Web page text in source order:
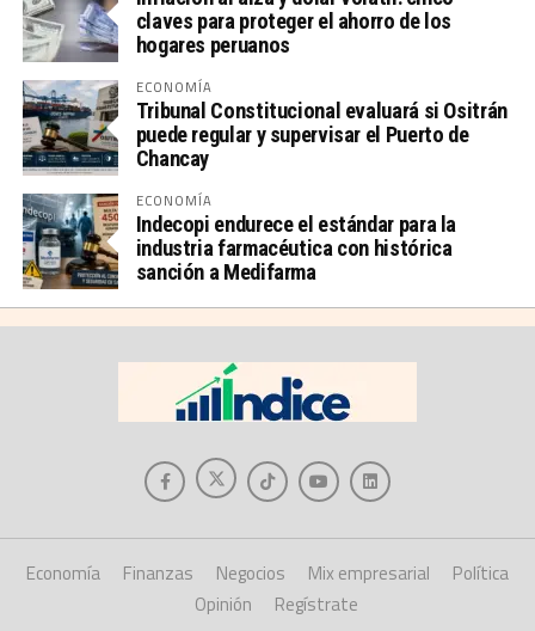
claves para proteger el ahorro de los
hogares peruanos
ECONOMÍA
Tribunal Constitucional evaluará si Ositrán
puede regular y supervisar el Puerto de
Chancay
ECONOMÍA
Indecopi endurece el estándar para la
industria farmacéutica con histórica
sanción a Medifarma
Economía Finanzas Negocios Mix empresarial
Política
Opinión
Regístrate